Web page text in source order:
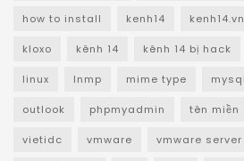
how to install kenh14 kenh14.vn
kloxo kênh 14 kênh 14 bị hack
linux lnmp mime type mysql
outlook phpmyadmin tên miền
vietidc vmware vmware server